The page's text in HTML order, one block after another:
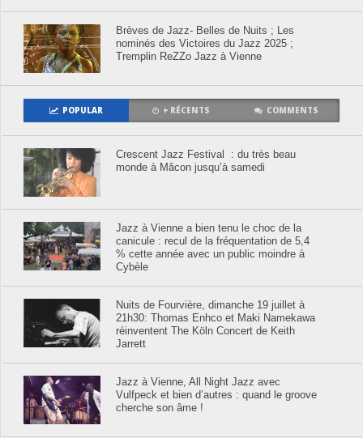
Brèves de Jazz- Belles de Nuits ; Les
nominés des Victoires du Jazz 2025 ;
Tremplin ReZZo Jazz à Vienne
POPULAR + RÉCENTS COMMENTS
Crescent Jazz Festival : du très beau
monde à Mâcon jusqu’à samedi
Jazz à Vienne a bien tenu le choc de la
canicule : recul de la fréquentation de 5,4
% cette année avec un public moindre à
Cybèle
Nuits de Fourvière, dimanche 19 juillet à
21h30: Thomas Enhco et Maki Namekawa
réinventent The Köln Concert de Keith
Jarrett
Jazz à Vienne, All Night Jazz avec
Vulfpeck et bien d’autres : quand le groove
cherche son âme !